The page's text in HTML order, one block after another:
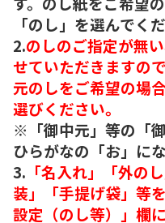
「のし」を選んでく
2.のしのご指定が無
せていただきますの
元のしをご希望の場
選びください。
※「御中元」等の「
ひらがなの「お」に
3. 「名入れ」「外の
装」「手提げ袋」等
設定（のし等）」欄